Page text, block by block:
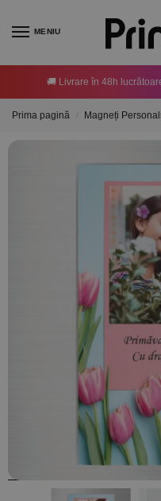
MENIU
🚚 Livrare în 48h
Prima pagină Magneți